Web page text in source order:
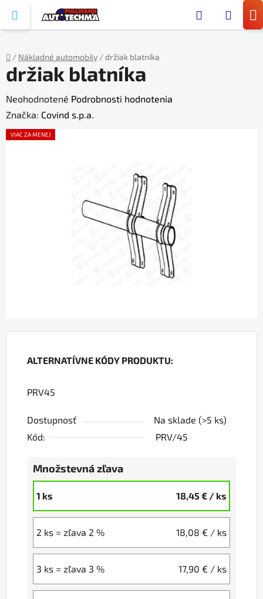
obsah
Domov
/ Nákladné automobily /držiak blatníka
ALTERNATÍVNE KÓDY PRODUKTU:
PRV45
Dostupnosť Na sklade (>5 ks)
Kód:
PRV/45
Množstevná zľava
1 ks 18,45 € / ks
2 ks = zľava 2 % 18,08 € / ks
3 ks = zľava 3 % 17,90 € / ks
držiak blatníka
Priemerné
hodnotenie
produktu
Neohodnotené Podrobnosti hodnotenia
Značka: Covind s.p.a.
VIAC ZA MENEJ